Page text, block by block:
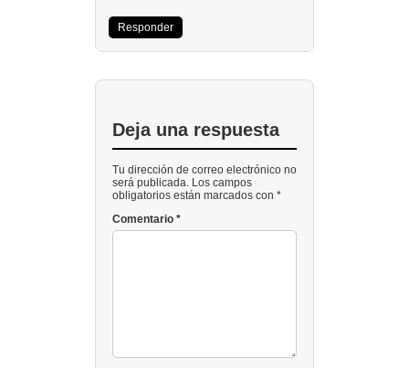
Responder
Deja una respuesta
Tu dirección de correo electrónico no
será publicada. Los campos
obligatorios están marcados con *
Comentario *